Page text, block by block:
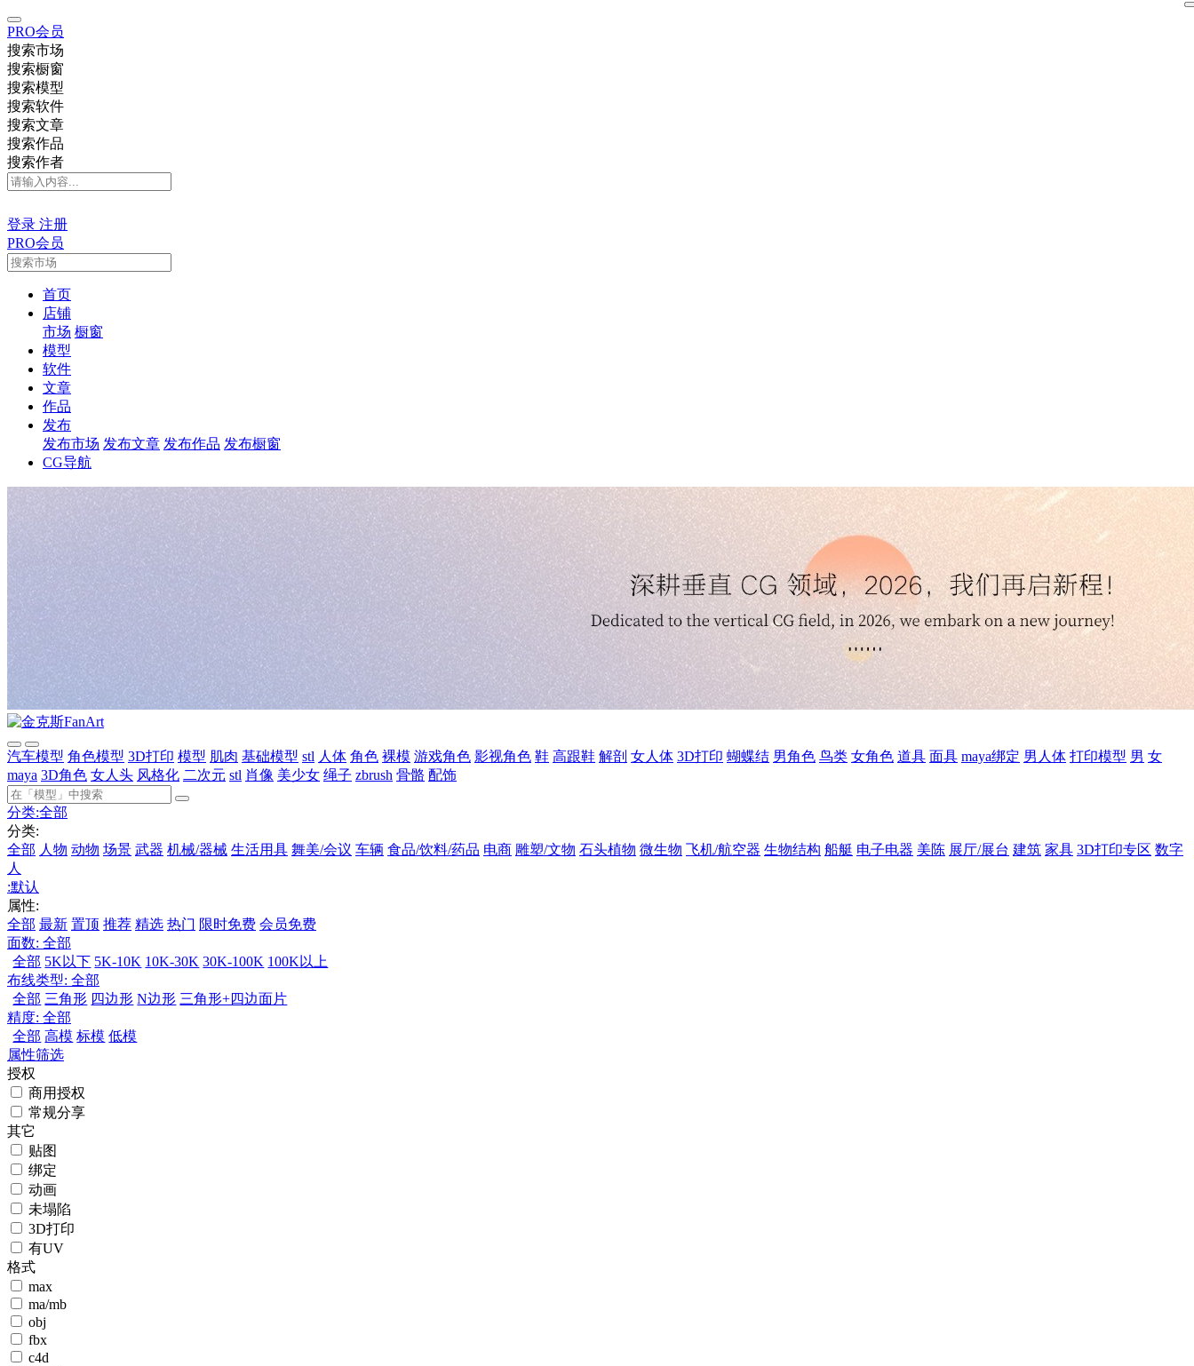
PRO会员
搜索市场
搜索橱窗
搜索模型
搜索软件
搜索文章
搜索作品
搜索作者
登录 注册
PRO会员
首页
店铺
市场 橱窗
模型
软件
文章
作品
发布
发布市场 发布文章 发布作品 发布橱窗
CG导航
汽车模型 角色模型 3D打印 模型 肌肉 基础模型 stl 人体 角色 裸模 游戏角色 影视角色 鞋 高跟鞋 解剖 女人体 3D打印 蝴蝶结 男角色 鸟类 女角色 道具 面具 maya绑定 男人体 打印模型 男 女
maya 3D角色 女人头 风格化 二次元 stl 肖像 美少女 绳子 zbrush 骨骼 配饰
分类:全部
分类:
全部 人物 动物 场景 武器 机械/器械 生活用具 舞美/会议 车辆 食品/饮料/药品 电商 雕塑/文物 石头植物 微生物 飞机/航空器 生物结构 船艇 电子电器 美陈 展厅/展台 建筑 家具 3D打印专区 数字
人
:默认
属性:
全部 最新 置顶 推荐 精选 热门 限时免费 会员免费
面数: 全部
全部 5K以下 5K-10K 10K-30K 30K-100K 100K以上
布线类型: 全部
全部 三角形 四边形 N边形 三角形+四边面片
精度: 全部
全部 高模 标模 低模
属性筛选
授权
商用授权
常规分享
其它
贴图
绑定
动画
未塌陷
3D打印
有UV
格式
max
ma/mb
obj
fbx
c4d